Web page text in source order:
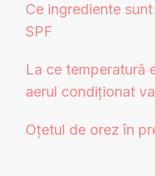
Ce ingrediente
SPF
La ce temperatură
aerul condiționat
Oțetul de orez în